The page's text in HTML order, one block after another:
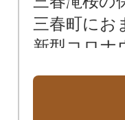
三春町にお
新型コロナ